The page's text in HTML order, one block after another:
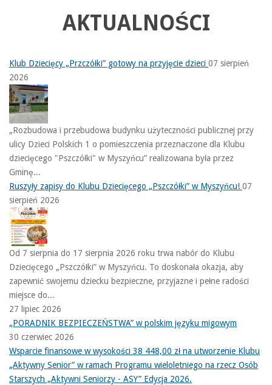
AKTUALNOŚCI
Klub Dziecięcy „Przczółki” gotowy na przyjęcie dzieci 07 sierpień
2026
„Rozbudowa i przebudowa budynku użyteczności publicznej przy
ulicy Dzieci Polskich 1 o pomieszczenia przeznaczone dla Klubu
dziecięcego "Pszczółki" w Myszyńcu” realizowana była przez
Gminę...
Ruszyły zapisy do Klubu Dziecięcego „Pszczółki” w Myszyńcu! 07
sierpień 2026
Od 7 sierpnia do 17 sierpnia 2026 roku trwa nabór do Klubu
Dziecięcego „Pszczółki” w Myszyńcu. To doskonała okazja, aby
zapewnić swojemu dziecku bezpieczne, przyjazne i pełne radości
miejsce do...
27 lipiec 2026
„PORADNIK BEZPIECZEŃSTWA” w polskim języku migowym
30 czerwiec 2026
Wsparcie finansowe w wysokości 38 448,00 zł na utworzenie Klubu
„Aktywny Senior” w ramach Programu wieloletniego na rzecz Osób
Starszych „Aktywni Seniorzy - ASY” Edycja 2026.